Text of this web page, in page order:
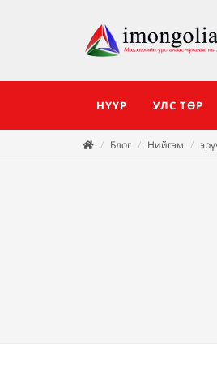
НҮҮР УЛС ТӨР
Блог Нийгэм